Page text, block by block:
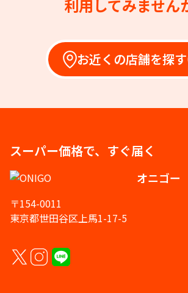
利用してみません
お近くの店舗を探す
スーパー価格で、すぐ届く
オニゴー
〒154-0011
東京都世田谷区上馬1-17-5